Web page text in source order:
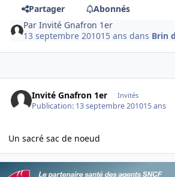
Partager
Abonnés
ParInvité Gnafron 1er
13 septembre 201015 ans dans Brin
Invité Gnafron 1er Invités
Publication: 13 septembre 201015 ans
Un sacré sac de noeud